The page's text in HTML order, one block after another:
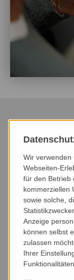
NÄCHSTE 3 MONATE
Keine
Wir verwenden
Webseiten-
für den Betrieb
kommerziellen
sowie solche,
Anzeige
können selbst
zulassen
Ihrer